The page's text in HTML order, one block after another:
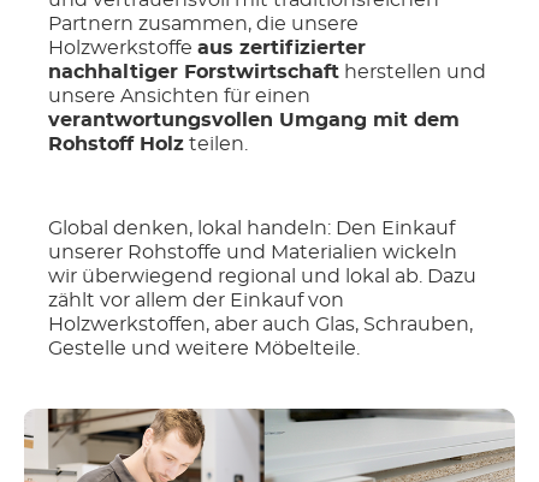
Partnern zusammen, die unsere
Holzwerkstoffe aus zertifizierter
nachhaltiger Forstwirtschaft herstellen und
unsere Ansichten für einen
verantwortungsvollen Umgang mit dem
Rohstoff Holz teilen.
Global denken, lokal handeln: Den Einkauf
unserer Rohstoffe und Materialien wickeln
wir überwiegend regional und lokal ab. Dazu
zählt vor allem der Einkauf von
Holzwerkstoffen, aber auch Glas, Schrauben,
Gestelle und weitere Möbelteile.